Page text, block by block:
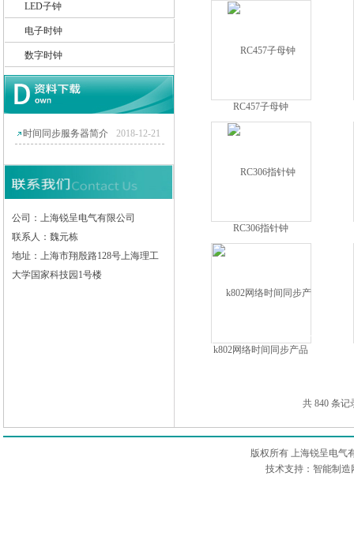
LED子钟
电子时钟
数字时钟
时间同步服务器简介 2018-12-21
公司：上海锐呈电气有限公司
联系人：魏元栋
地址：上海市翔殷路128号上海理工
大学国家科技园1号楼
RC457子母钟
RC306指针钟
k802网络时间同步产品
共 840 条
版权所有 上海锐呈电气
技术支持：智能制造